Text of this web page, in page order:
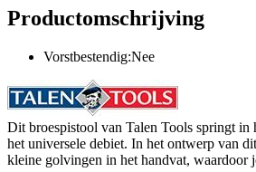
Productomschrijving
Vorstbestendig:Nee
Dit broespistool van Talen Tools springt in
het universele debiet. In het ontwerp van
kleine golvingen in het handvat, waardoor